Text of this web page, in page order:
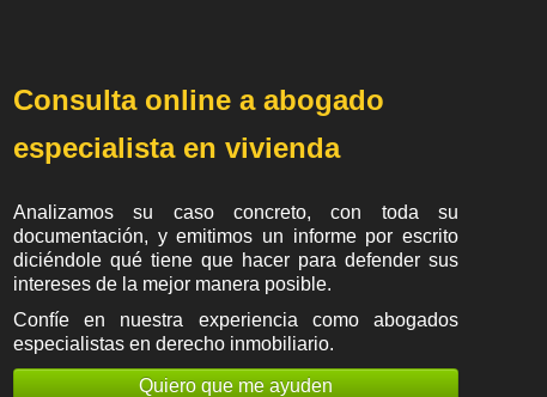
Consulta online a abogado
especialista en vivienda
Analizamos su caso concreto, con toda su
documentación, y emitimos un informe por escrito
diciéndole qué tiene que hacer para defender sus
intereses de la mejor manera posible.
Confíe en nuestra experiencia como abogados
especialistas en derecho inmobiliario.
Quiero que me ayuden